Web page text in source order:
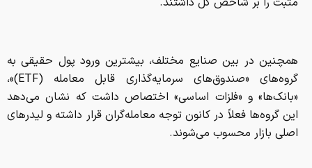
همچنین در بین صنایع مختلف، بیشترین ورود پول حقیقی به
گروه‌های «صندوق‌های سرمایه‌گذاری قابل معامله (ETF)»،
«بانک‌ها» و «فلزات اساسی» اختصاص داشت که نشان می‌دهد
این گروه‌ها فعلاً در کانون توجه معامله‌گران قرار داشته و لیدرهای
اصلی بازار محسوب می‌شوند.